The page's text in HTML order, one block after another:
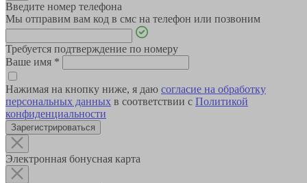
Введите номер телефона
Мы отправим вам код в смс на телефон или позвоним
Требуется подтверждение по номеру
Ваше имя *
Нажимая на кнопку ниже, я даю согласие на обработку
персональных данных в соответствии с Политикой
конфиденциальности
Зарегистрироваться
Электронная бонусная карта